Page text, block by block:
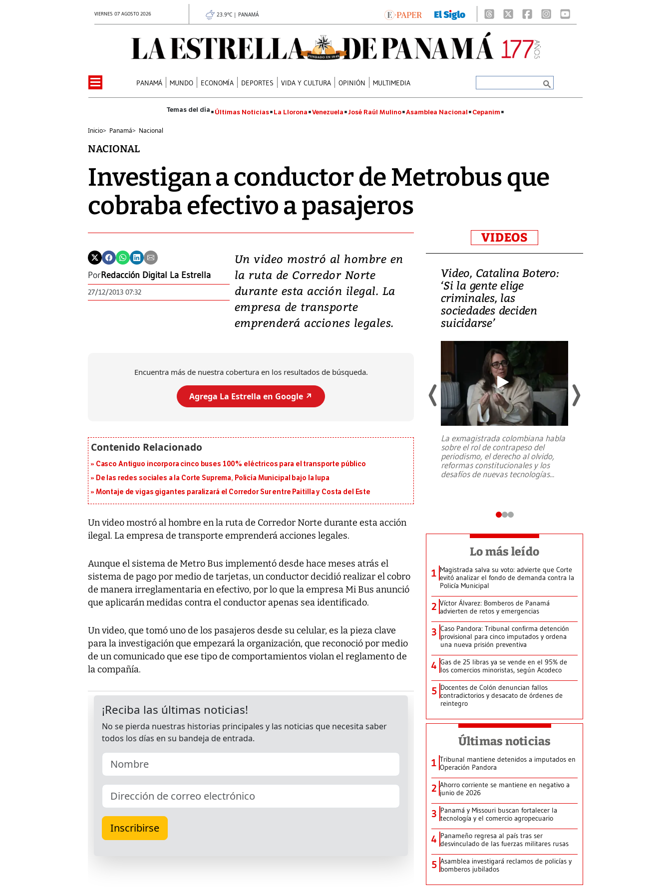
VIERNES 07 AGOSTO 2026 23.9°C | PANAMÁ
PANAMÁ MUNDO ECONOMÍA DEPORTES VIDA Y CULTURA OPINIÓN MULTIMEDIA
Últimas Noticias La Llorona Venezuela José Raúl Mulino Asamblea Nacional Cepanim
Inicio> Panamá> Nacional
NACIONAL
Investigan a conductor de Metrobus que
cobraba efectivo a pasajeros
PorRedacción Digital La Estrella
27/12/2013 07:32
Un video mostró al hombre en
la ruta de Corredor Norte
durante esta acción ilegal. La
empresa de transporte
emprenderá acciones legales.
Encuentra más de nuestra cobertura en los resultados de búsqueda.
Agrega La Estrella en Google ↗️
Casco Antiguo incorpora cinco buses 100% eléctricos para el transporte público
De las redes sociales a la Corte Suprema, Policía Municipal bajo la lupa
Montaje de vigas gigantes paralizará el Corredor Sur entre Paitilla y Costa del Este
Un video mostró al hombre en la ruta de Corredor Norte durante esta acción
ilegal. La empresa de transporte emprenderá acciones legales.
Aunque el sistema de Metro Bus implementó desde hace meses atrás el
sistema de pago por medio de tarjetas, un conductor decidió realizar el cobro
de manera irreglamentaria en efectivo, por lo que la empresa Mi Bus anunció
que aplicarán medidas contra el conductor apenas sea identificado.
Un video, que tomó uno de los pasajeros desde su celular, es la pieza clave
para la investigación que empezará la organización, que reconoció por medio
de un comunicado que ese tipo de comportamientos violan el reglamento de
la compañía.
VIDEOS
Video, Japón: Terremoto
deja heridos y graves
daños en Kumamoto
al sur de Japón, provocando una
Video, Catalina Botero:
‘Si la gente elige
criminales, las
sociedades deciden
suicidarse’
La exmagistrada colombiana habla
sobre el rol de contrapeso del
periodismo, el derecho al olvido,
reformas constitucionales y los
desafíos de nuevas tecnologías...
Lo más leído
1 Magistrada salva su voto: advierte que Corte
evitó analizar el fondo de demanda contra la
Policía Municipal
2 Víctor Álvarez: Bomberos de Panamá
advierten de retos y emergencias
3 Caso Pandora: Tribunal confirma detención
provisional para cinco imputados y ordena
una nueva prisión preventiva
4 Gas de 25 libras ya se vende en el 95% de
los comercios minoristas, según Acodeco
5 Docentes de Colón denuncian fallos
contradictorios y desacato de órdenes de
reintegro
Últimas noticias
1 Tribunal mantiene detenidos a imputados en
Operación Pandora
2 Ahorro corriente se mantiene en negativo a
junio de 2026
3 Panamá y Missouri buscan fortalecer la
tecnología y el comercio agropecuario
4 Panameño regresa al país tras ser
desvinculado de las fuerzas militares rusas
5 Asamblea investigará reclamos de policías y
bomberos jubilados